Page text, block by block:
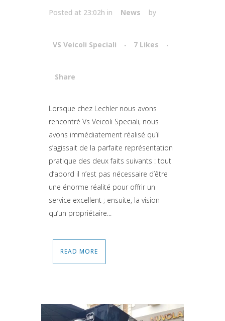
Posted at 23:02h in News by
VS Veicoli Speciali 7 Likes
Share
Attiva comando
Lorsque chez Lechler nous avons
rencontré Vs Veicoli Speciali, nous
avons immédiatement réalisé qu’il
s’agissait de la parfaite représentation
pratique des deux faits suivants : tout
d’abord il n’est pas nécessaire d’être
une énorme réalité pour offrir un
service excellent ; ensuite, la vision
qu’un propriétaire...
READ MORE